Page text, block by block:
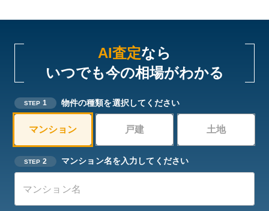
AI査定なら
いつでも今の相場がわかる
STEP 1 物件の種類を選択してください
マンション 戸建 土地
STEP 2 マンション名を入力してください